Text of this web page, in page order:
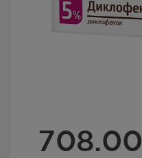
708.00